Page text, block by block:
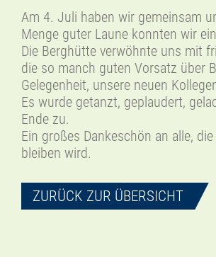
Am 4. Juli haben wir gemeinsam
Menge guter Laune konnten wir
Die Berghütte verwöhnte uns mit
die so manch guten Vorsatz über
Gelegenheit, unsere neuen
Es wurde getanzt, geplaudert,
Ende zu.
Ein großes Dankeschön an alle,
bleiben wird.
ZURÜCK ZUR ÜBERSICHT